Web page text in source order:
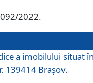
2022.
a imobilului situat
139414 Brașov.